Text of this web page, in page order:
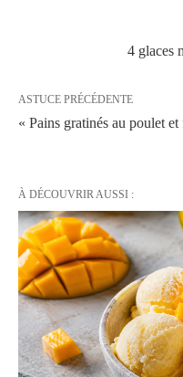
4 glaces
ASTUCE PRÉCÉDENTE
« Pains gratinés au poulet
À DÉCOUVRIR AUSSI :